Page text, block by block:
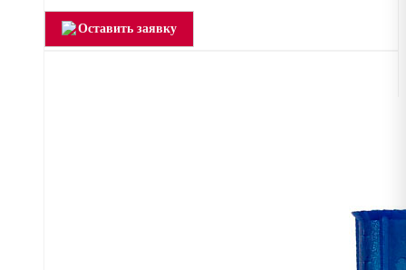
Оставить заявку